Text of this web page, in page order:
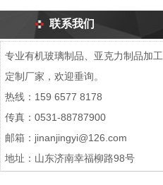
联系我们
专业有机玻璃制品、亚克力制品加工
定制厂家，欢迎垂询。
热线：159 6577 8178
传真：0531-88787900
邮箱：jinanjingyi@126.com
地址：山东济南幸福柳路98号